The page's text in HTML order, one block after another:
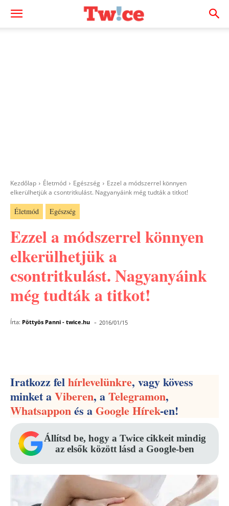
Kezdőlap Életmód Egészség
Ezzel a módszerrel könnyen
elkerülhetjük a csontritkulást. Nagyanyáink még tudták a titkot!
Életmód Egészség
Ezzel a módszerrel könnyen
elkerülhetjük a
csontritkulást. Nagyanyáink
még tudták a titkot!
Írta: Pöttyös Panni - twice.hu - 2016/01/15
Iratkozz felhírlevelünkre, vagy kövess
minket aViberen, aTelegramon,
Whatsapponés aGoogle Hírek-en!
Állítsd be, hogy a Twice cikkeit mindig
az elsők között lásd a Google-ben